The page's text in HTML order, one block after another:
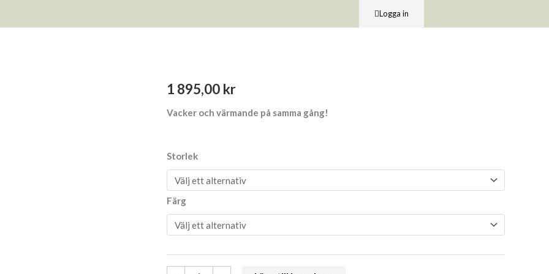
Logga in
1 895,00 kr
Vacker och värmande på samma gång!
Storlek
Färg
tröja
100%
[Ivanhoe]